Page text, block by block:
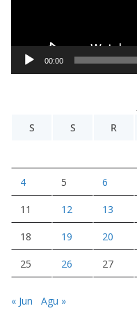
d
00:00
S
S R
4 5 6
11 12 13
18 19 20
25 26 27
« Jun Agu »